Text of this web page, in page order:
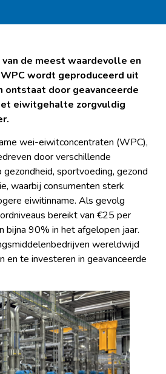
de meest waardevolle en
wordt geproduceerd uit
ontstaat door geavanceerde
eiwitgehalte zorgvuldig
wei-eiwitconcentraten (WPC),
door verschillende
sportvoeding, gezond
waarbij consumenten sterk
eiwitinname. Als gevolg
bereikt van €25 per
90% in het afgelopen jaar.
wereldwijd
te investeren in geavanceerde